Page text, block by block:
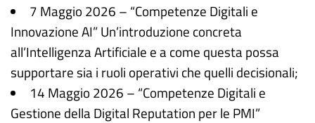
7 Maggio 2026 – “Competenze Digitali e
Innovazione AI” Un’introduzione concreta
all’Intelligenza Artificiale e a come questa possa
supportare sia i ruoli operativi che quelli decisionali;
14 Maggio 2026 – “Competenze Digitali e
Gestione della Digital Reputation per le PMI”